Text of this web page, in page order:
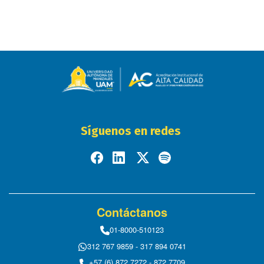
Síguenos en redes
Contáctanos
01-8000-510123
312 767 9859 - 317 894 0741